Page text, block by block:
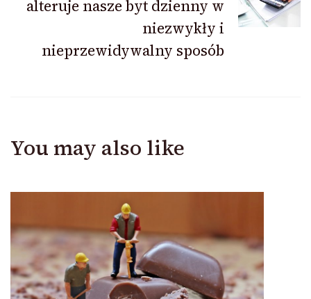
alteruje nasze byt dzienny w
niezwykły i
nieprzewidywalny sposób
You may also like